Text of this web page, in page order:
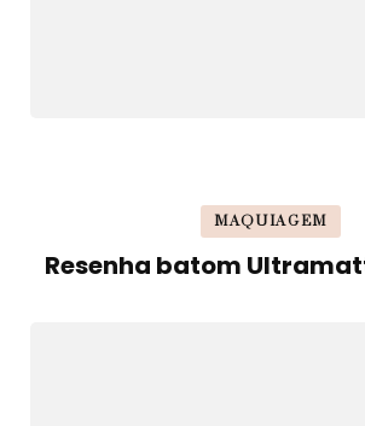
MAQUIAGEM
Resenha batom